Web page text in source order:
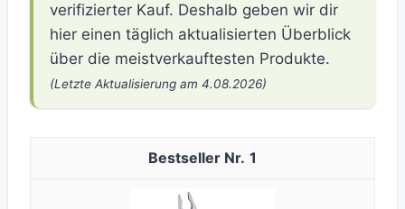
verifizierter Kauf. Deshalb geben wir dir
hier einen täglich aktualisierten Überblick
über die meistverkauftesten Produkte.
(Letzte Aktualisierung am 4.08.2026)
1